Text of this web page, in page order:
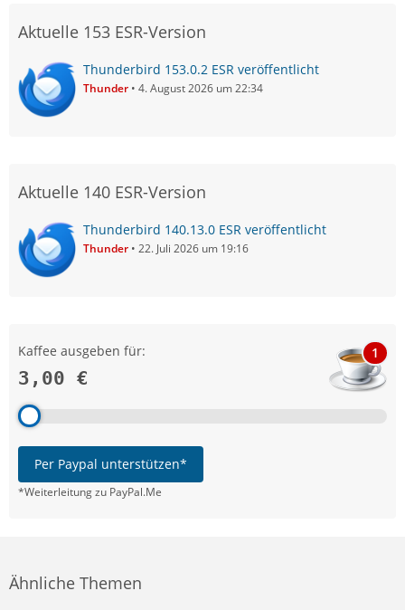
Aktuelle 153 ESR-Version
Thunderbird 153.0.2 ESR veröffentlicht
Thunder 4. August 2026 um 22:34
Aktuelle 140 ESR-Version
Thunderbird 140.13.0 ESR veröffentlicht
Thunder 22. Juli 2026 um 19:16
Kaffee ausgeben für:
3,00 €
1
Per Paypal unterstützen*
*Weiterleitung zu PayPal.Me
Ähnliche Themen